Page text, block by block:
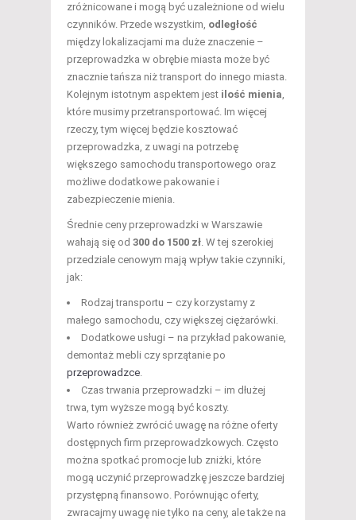
zróżnicowane i mogą być uzależnione od wielu
czynników. Przede wszystkim, odległość
między lokalizacjami ma duże znaczenie –
przeprowadzka w obrębie miasta może być
znacznie tańsza niż transport do innego miasta.
Kolejnym istotnym aspektem jest ilość mienia,
które musimy przetransportować. Im więcej
rzeczy, tym więcej będzie kosztować
przeprowadzka, z uwagi na potrzebę
większego samochodu transportowego oraz
możliwe dodatkowe pakowanie i
zabezpieczenie mienia.
Średnie ceny przeprowadzki w Warszawie
wahają się od 300 do 1500 zł. W tej szerokiej
przedziale cenowym mają wpływ takie czynniki,
jak:
Rodzaj transportu – czy korzystamy z
małego samochodu, czy większej ciężarówki.
Dodatkowe usługi – na przykład pakowanie,
demontaż mebli czy sprzątanie po
przeprowadzce.
Czas trwania przeprowadzki – im dłużej
trwa, tym wyższe mogą być koszty.
Warto również zwrócić uwagę na różne oferty
dostępnych firm przeprowadzkowych. Często
można spotkać promocje lub zniżki, które
mogą uczynić przeprowadzkę jeszcze bardziej
przystępną finansowo. Porównując oferty,
zwracajmy uwagę nie tylko na ceny, ale także na